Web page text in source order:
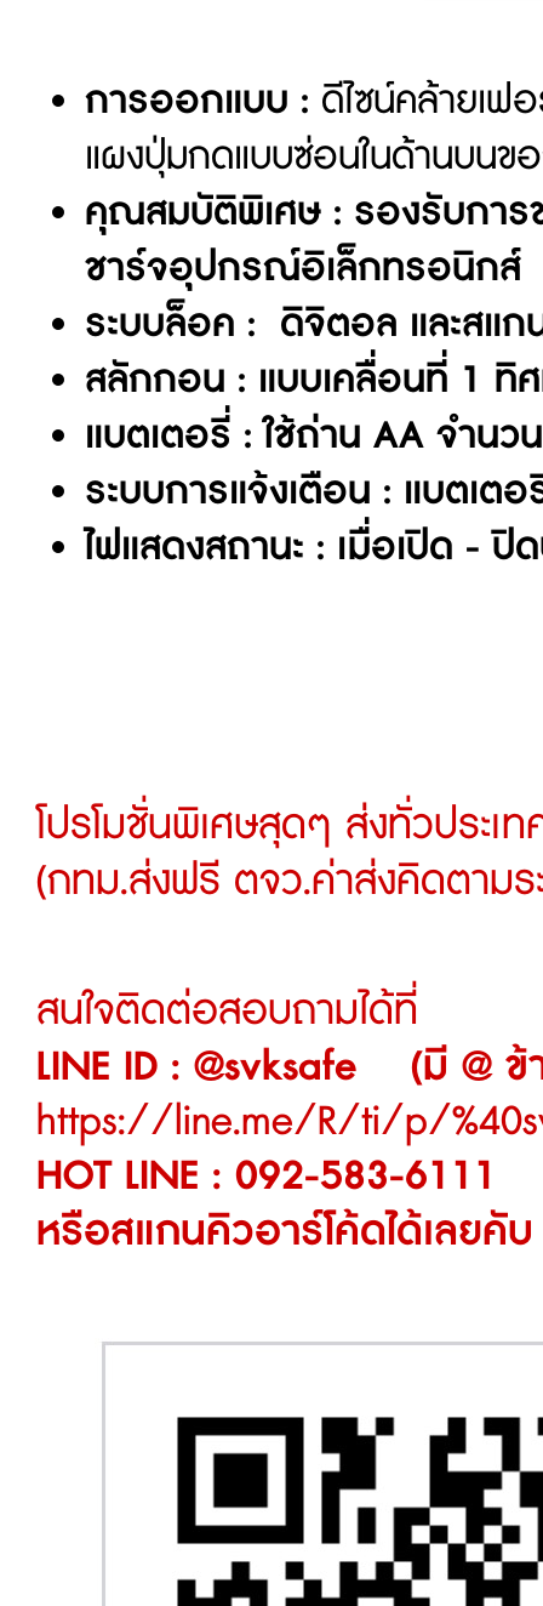
การออกแบบ : ดีไซน์คล้ายเ
แผงปุ่มกดแบบซ่อนในด้านบนข
คุณสมบัติพิเศษ : รองรับการ
ชาร์จอุปกรณ์อิเล็กทรอนิกส์
ระบบล็อค : ดิจิตอล และสแ
สลักกอน : แบบเคลื่อนที่ 1 ทิ
แบตเตอรี่ : ใช้ถ่าน AA จำน
ระบบการแจ้งเตือน : แบตเต
ไฟแสดงสถานะ : เมื่อเปิด - ปิ
โปรโมชั่นพิเศษสุดๆ ส่งทั่วประเ
(กทม.ส่งฟรี ตจว.ค่าส่งคิดตามร
สนใจติดต่อสอบถามได้ที่
LINE ID : @svksafe (มี @
https://line.me/R/ti/p/
HOT LINE : 092-583-6111
หรือสแกนคิวอาร์โค้ดได้เลยคับ